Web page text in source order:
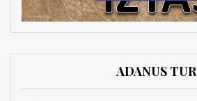
ADANUS TUR